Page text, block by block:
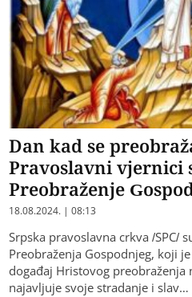
Dan kad se
Pravoslavni vjernici
Preobraženje
18.08.2024. | 08:13
Srpska pravoslavna crkva /SPC/
Preobraženja Gospodnjeg, koji
događaj Hristovog preobraženja
najavljuje svoje stradanje i slav…